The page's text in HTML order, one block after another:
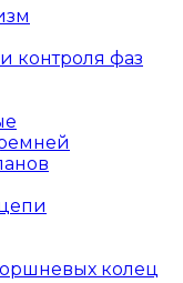
контроля фаз
колец